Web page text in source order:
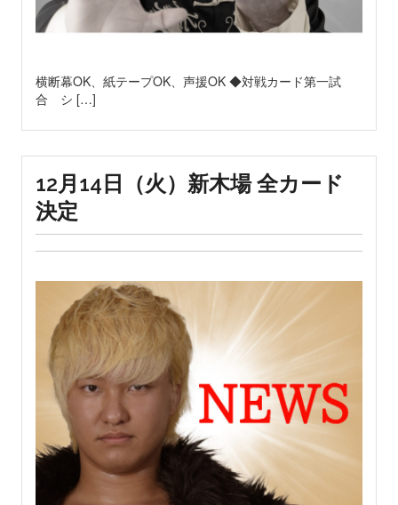
横断幕OK、紙テープOK、声援OK ◆対戦カード第一試
合 シ […]
12月14日（火）新木場 全カード
決定